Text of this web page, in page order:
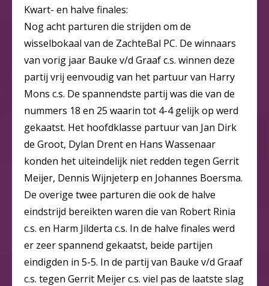
Kwart- en halve finales:
Nog acht parturen die strijden om de
wisselbokaal van de ZachteBal PC. De winnaars
van vorig jaar Bauke v/d Graaf c.s. winnen deze
partij vrij eenvoudig van het partuur van Harry
Mons c.s. De spannendste partij was die van de
nummers 18 en 25 waarin tot 4-4 gelijk op werd
gekaatst. Het hoofdklasse partuur van Jan Dirk
de Groot, Dylan Drent en Hans Wassenaar
konden het uiteindelijk niet redden tegen Gerrit
Meijer, Dennis Wijnjeterp en Johannes Boersma.
De overige twee parturen die ook de halve
eindstrijd bereikten waren die van Robert Rinia
c.s. en Harm Jilderta c.s. In de halve finales werd
er zeer spannend gekaatst, beide partijen
eindigden in 5-5. In de partij van Bauke v/d Graaf
c.s. tegen Gerrit Meijer c.s. viel pas de laatste slag